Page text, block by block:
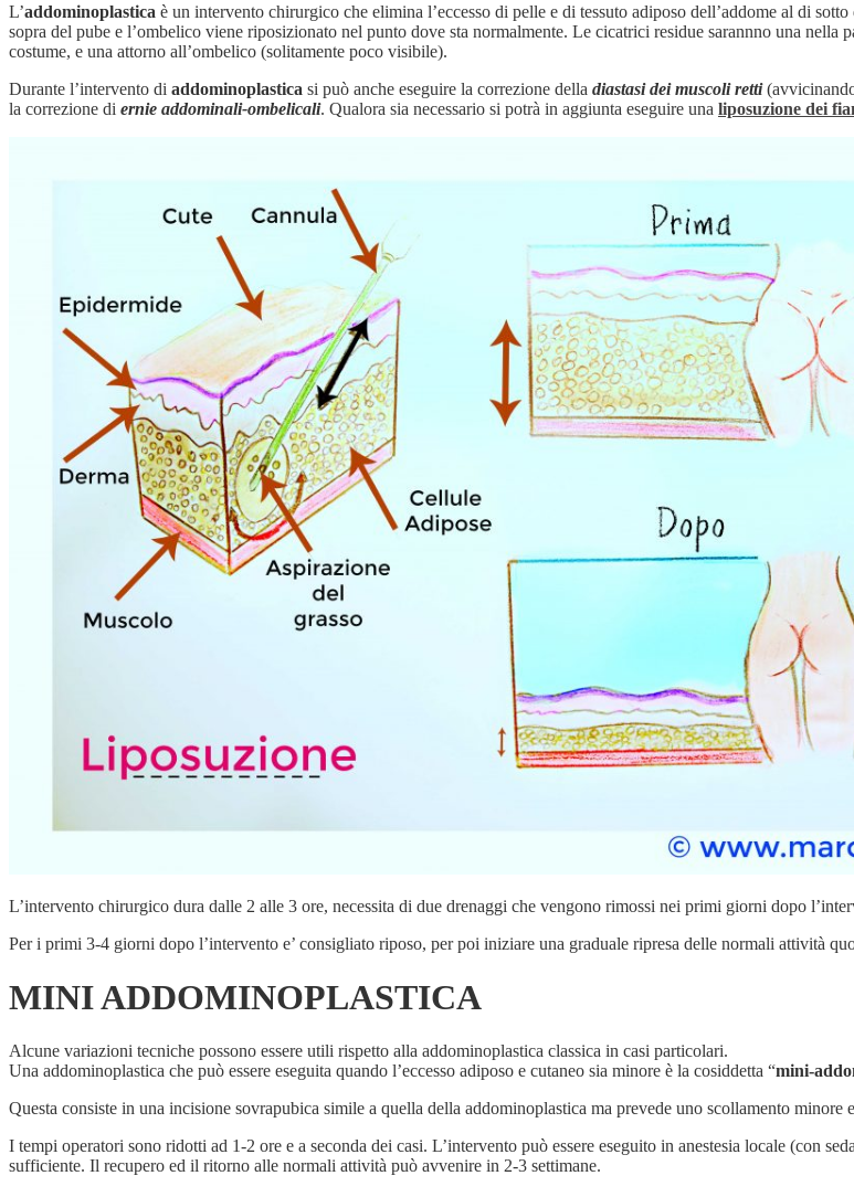
L’addominoplastica è un intervento chirurgico che elimina l’eccesso di pelle e di tessuto adiposo dell’addome al di
sopra del pube e l’ombelico viene riposizionato nel punto dove sta normalmente. Le cicatrici residue sarannno una nella
costume, e una attorno all’ombelico (solitamente poco visibile).
Durante l’intervento di addominoplastica si può anche eseguire la correzione della diastasi dei muscoli retti
la correzione di ernie addominali-ombelicali. Qualora sia necessario si potrà in aggiunta eseguire una liposuzione dei
L’intervento chirurgico dura dalle 2 alle 3 ore, necessita di due drenaggi che vengono rimossi nei primi giorni dopo
Per i primi 3-4 giorni dopo l’intervento e’ consigliato riposo, per poi iniziare una graduale ripresa delle normali attività
MINI ADDOMINOPLASTICA
Alcune variazioni tecniche possono essere utili rispetto alla addominoplastica classica in casi particolari.
Una addominoplastica che può essere eseguita quando l’eccesso adiposo e cutaneo sia minore è la cosiddetta “mini-
Questa consiste in una incisione sovrapubica simile a quella della addominoplastica ma prevede uno scollamento
I tempi operatori sono ridotti ad 1-2 ore e a seconda dei casi. L’intervento può essere eseguito in anestesia locale (con
sufficiente. Il recupero ed il ritorno alle normali attività può avvenire in 2-3 settimane.